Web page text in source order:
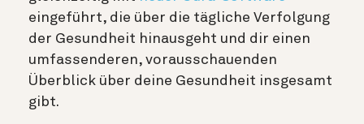
eingeführt, die über die tägliche Verfolgung
der Gesundheit hinausgeht und dir einen
umfassenderen, vorausschauenden
Überblick über deine Gesundheit insgesamt
gibt.